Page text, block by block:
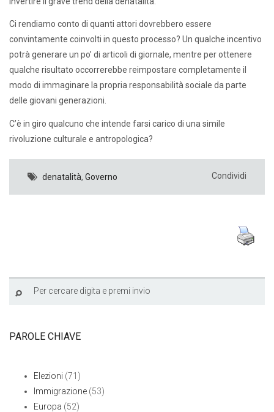
Ci rendiamo conto di quanti attori dovrebbero essere
convintamente coinvolti in questo processo? Un qualche incentivo
potrà generare un po’ di articoli di giornale, mentre per ottenere
qualche risultato occorrerebbe reimpostare completamente il
modo di immaginare la propria responsabilità sociale da parte
delle giovani generazioni.
C’è in giro qualcuno che intende farsi carico di una simile
rivoluzione culturale e antropologica?
denatalità, Governo Condividi
PAROLE CHIAVE
Elezioni (71)
Immigrazione (53)
Europa (52)